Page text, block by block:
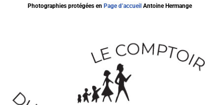
Photographies protégées en Page d’accueil Antoine Hermange